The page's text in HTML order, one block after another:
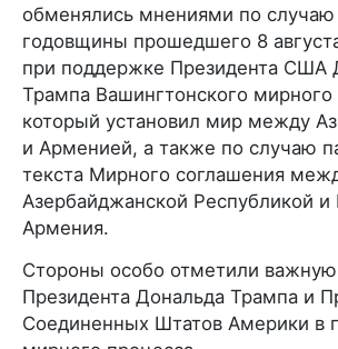
обменялись мнениями по случаю
годовщины прошедшего 8
при поддержке Президента США
Трампа Вашингтонского
который установил мир между
и Арменией, а также по случаю
текста Мирного соглашения
Азербайджанской Республикой и
Армения.
Стороны особо отметили
Президента Дональда Трампа и
Соединенных Штатов Америки в